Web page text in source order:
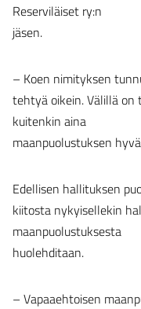
Reserviläiset ry:n
jäsen.
– Koen nimityksen
tehtyä oikein. Välillä
kuitenkin aina
maanpuolustuksen
Edellisen hallituksen
kiitosta nykyisellekin
maanpuolustuksesta
huolehditaan.
– Vapaaehtoisen